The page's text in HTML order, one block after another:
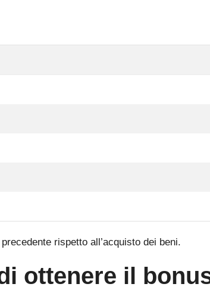
rispetto all’acquisto dei beni.
ottenere il